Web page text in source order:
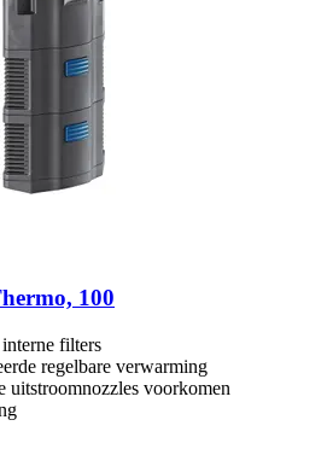
100
filters
regelbare verwarming
uitstroomnozzles voorkomen